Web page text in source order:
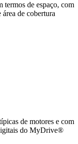
termos de espaço, com
de cobertura
de motores e com
do MyDrive®